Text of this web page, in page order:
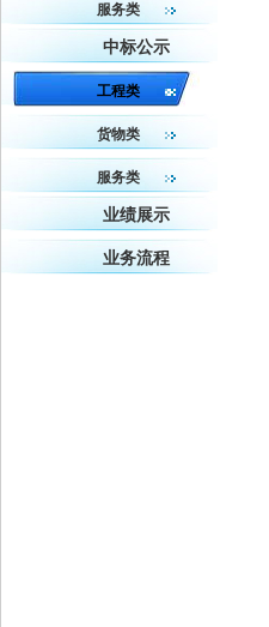
服务类
中标公示
工程类
货物类
服务类
业绩展示
业务流程